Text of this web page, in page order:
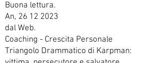
Buona lettura.
An, 26 12 2023
dal Web.
Coaching - Crescita Personale
Triangolo Drammatico di Karpman: